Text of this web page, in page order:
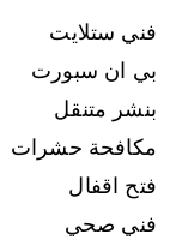
فني ستلايت
بي ان سبورت
بنشر متنقل
مكافحة حشرات
فتح اقفال
فني صحي